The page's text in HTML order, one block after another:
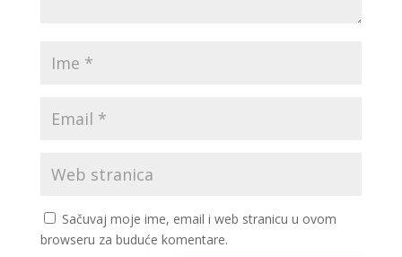
Sačuvaj moje ime, email i web stranicu u ovom
browseru za buduće komentare.